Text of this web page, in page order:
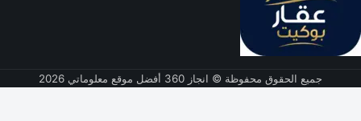
جميع الحقوق محفوظة © انجاز 360 أفضل موقع معلوماتي 2026